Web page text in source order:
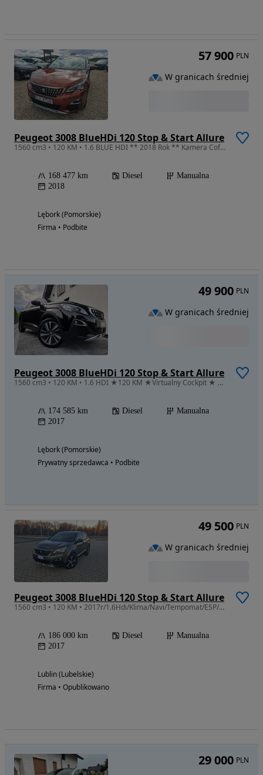
Peugeot 3008 BlueHDi 120 Stop & Start Allure
1560 cm3 • 120 KM • 1.6 BLUE HDI ** 2018 Rok ** Kamera Cofania ** 168 Tyś. Km ** Serwis
168 477 km Diesel
Manualna
2018
Lębork (Pomorskie)
Firma • Podbite
57 900 PLN
W granicach średniej
Peugeot 3008 BlueHDi 120 Stop & Start Allure
1560 cm3 • 120 KM • 1.6 HDI ★120 KM ★Virtualny Cockpit ★ Możliwa Zamiana★★
174 585 km Diesel
Manualna
2017
Lębork (Pomorskie)
Prywatny sprzedawca • Podbite
49 900 PLN
W granicach średniej
Peugeot 3008 BlueHDi 120 Stop & Start Allure
1560 cm3 • 120 KM • 2017r/1.6Hdi/Klima/Navi/Tempomat/ESP/Parktronic/Stan B. Dobry!!!
186 000 km Diesel
Manualna
2017
Lublin (Lubelskie)
Firma • Opublikowano
49 500 PLN
W granicach średniej
29 000 PLN